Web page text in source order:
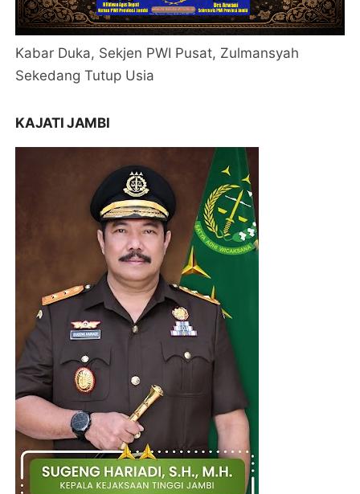
Kabar Duka, Sekjen PWI Pusat, Zulmansyah
Sekedang Tutup Usia
KAJATI JAMBI